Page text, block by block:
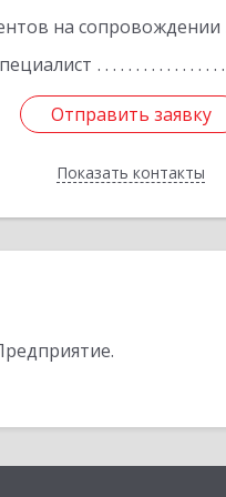
на сопровождении
Отправить заявку
Показать контакты
Отправить заявку
Назад